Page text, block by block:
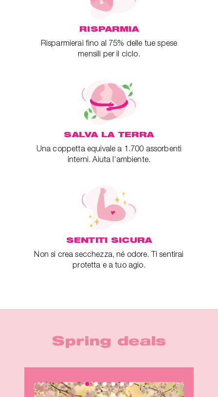
RISPARMIA
Risparmierai fino al 75% delle tue spese
mensili per il ciclo.
SALVA LA TERRA
Una coppetta equivale a 1.700 assorbenti
interni. Aiuta l’ambiente.
SENTITI SICURA
Non si crea secchezza, né odore. Ti sentirai
protetta e a tuo agio.
Spring deals